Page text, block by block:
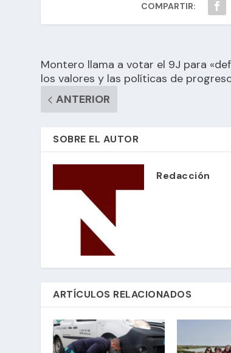
COMPARTIR:
Montero llama a votar el 9J para
los valores y las políticas de
ANTERIOR
SOBRE EL AUTOR
Redacción
ARTÍCULOS RELACIONADOS